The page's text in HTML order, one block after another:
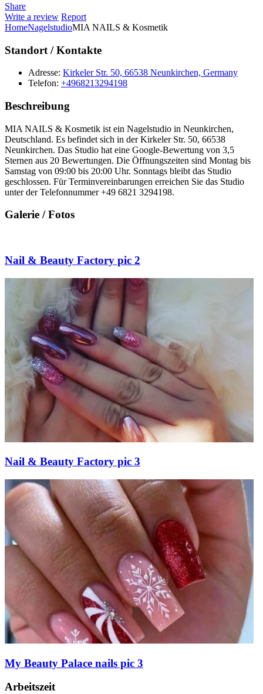
Share
Write a review Report
HomeNagelstudioMIA NAILS & Kosmetik
Standort / Kontakte
Adresse: Kirkeler Str. 50, 66538 Neunkirchen, Germany
Telefon: +4968213294198
Beschreibung
MIA NAILS & Kosmetik ist ein Nagelstudio in Neunkirchen,
Deutschland. Es befindet sich in der Kirkeler Str. 50, 66538
Neunkirchen. Das Studio hat eine Google-Bewertung von 3,5
Sternen aus 20 Bewertungen. Die Öffnungszeiten sind Montag bis
Samstag von 09:00 bis 20:00 Uhr. Sonntags bleibt das Studio
geschlossen. Für Terminvereinbarungen erreichen Sie das Studio
unter der Telefonnummer +49 6821 3294198.
Galerie / Fotos
Nail & Beauty Factory pic 2
Nail & Beauty Factory pic 3
My Beauty Palace nails pic 3
Arbeitszeit